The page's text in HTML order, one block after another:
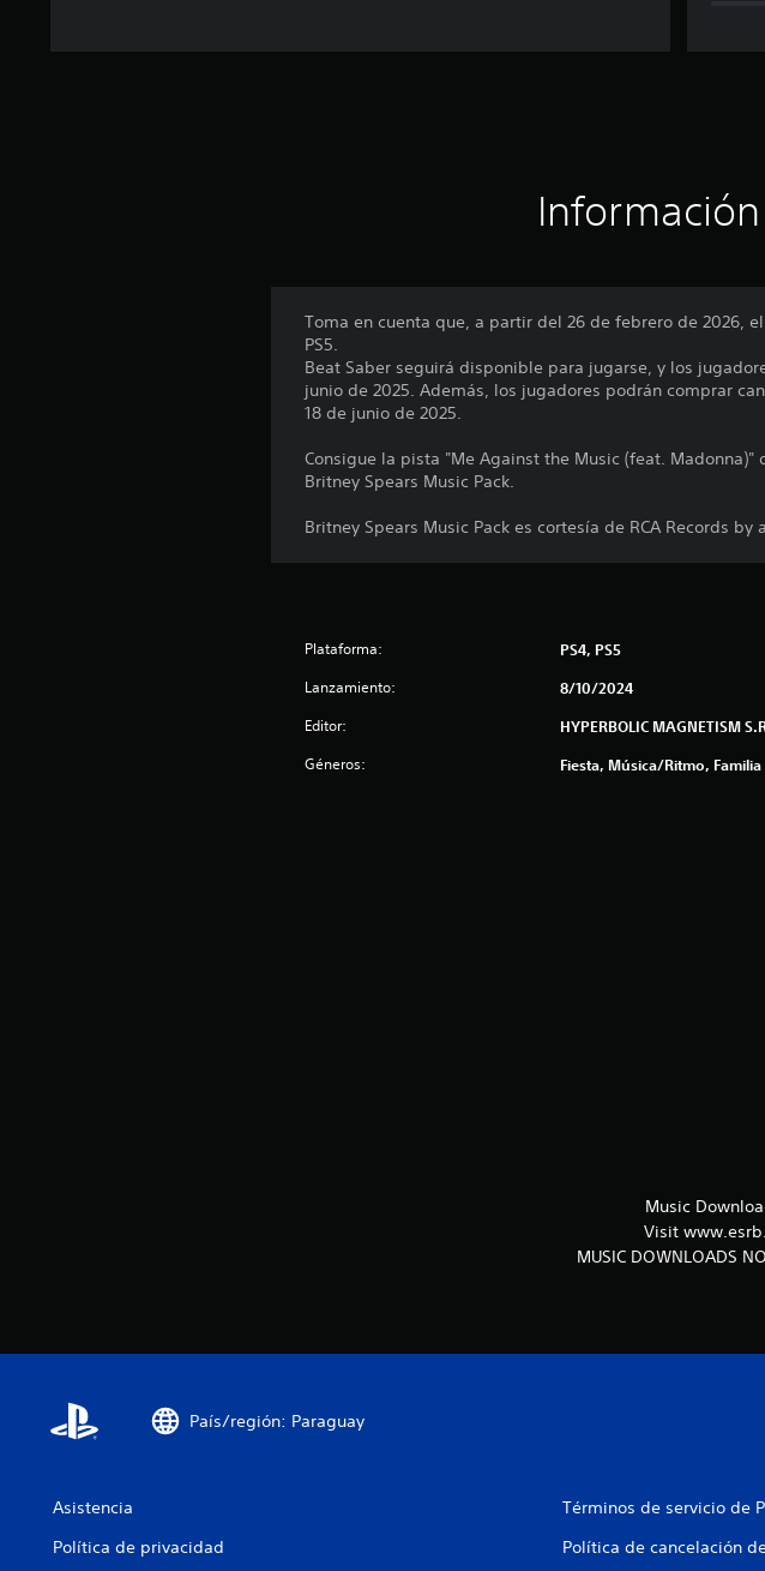
Toma en cuenta que, a partir del 26 de febrero de 2026,
PS5.
Beat Saber seguirá disponible para jugarse, y los
junio de 2025. Además, los jugadores podrán comprar
18 de junio de 2025.
Consigue la pista "Me Against the Music (feat.
Britney Spears Music Pack.
Britney Spears Music Pack es cortesía de RCA Records
Plataforma: PS4, PS5
Lanzamiento: 8/10/2024
Editor: HYPERBOLIC MAGNETISM
Géneros: Fiesta, Música/Ritmo, Familia
Music
Visit
MUSIC DOWNLOADS
País/región: Paraguay
Asistencia
Política de privacidad
Términos de servicio de
Política de cancelación